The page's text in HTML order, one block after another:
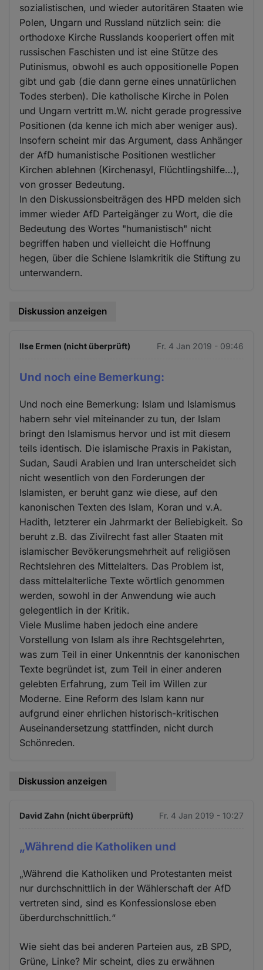
sozialistischen, und wieder autoritären Staaten wie
Polen, Ungarn und Russland nützlich sein: die
orthodoxe Kirche Russlands kooperiert offen mit
russischen Faschisten und ist eine Stütze des
Putinismus, obwohl es auch oppositionelle Popen
gibt und gab (die dann gerne eines unnatürlichen
Todes sterben). Die katholische Kirche in Polen
und Ungarn vertritt m.W. nicht gerade progressive
Positionen (da kenne ich mich aber weniger aus).
Insofern scheint mir das Argument, dass Anhänger
der AfD humanistische Positionen westlicher
Kirchen ablehnen (Kirchenasyl, Flüchtlingshilfe…),
von grosser Bedeutung.
In den Diskussionsbeiträgen des HPD melden sich
immer wieder AfD Parteigänger zu Wort, die die
Bedeutung des Wortes "humanistisch" nicht
begriffen haben und vielleicht die Hoffnung
hegen, über die Schiene Islamkritik die Stiftung zu
unterwandern.
Diskussion anzeigen
Ilse Ermen (nicht überprüft) Fr. 4 Jan 2019 - 09:46
Und noch eine Bemerkung:
Und noch eine Bemerkung: Islam und Islamismus
habern sehr viel miteinander zu tun, der Islam
bringt den Islamismus hervor und ist mit diesem
teils identisch. Die islamische Praxis in Pakistan,
Sudan, Saudi Arabien und Iran unterscheidet sich
nicht wesentlich von den Forderungen der
Islamisten, er beruht ganz wie diese, auf den
kanonischen Texten des Islam, Koran und v.A.
Hadith, letzterer ein Jahrmarkt der Beliebigkeit. So
beruht z.B. das Zivilrecht fast aller Staaten mit
islamischer Bevökerungsmehrheit auf religiösen
Rechtslehren des Mittelalters. Das Problem ist,
dass mittelalterliche Texte wörtlich genommen
werden, sowohl in der Anwendung wie auch
gelegentlich in der Kritik.
Viele Muslime haben jedoch eine andere
Vorstellung von Islam als ihre Rechtsgelehrten,
was zum Teil in einer Unkenntnis der kanonischen
Texte begründet ist, zum Teil in einer anderen
gelebten Erfahrung, zum Teil im Willen zur
Moderne. Eine Reform des Islam kann nur
aufgrund einer ehrlichen historisch-kritischen
Auseinandersetzung stattfinden, nicht durch
Schönreden.
Diskussion anzeigen
David Zahn (nicht überprüft) Fr. 4 Jan 2019 - 10:27
„Während die Katholiken und
„Während die Katholiken und Protestanten meist
nur durchschnittlich in der Wählerschaft der AfD
vertreten sind, sind es Konfessionslose eben
überdurchschnittlich.“
Wie sieht das bei anderen Parteien aus, zB SPD,
Grüne, Linke? Mir scheint, dies zu erwähnen